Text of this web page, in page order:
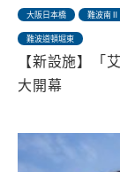
大阪日本橋 難波南Ⅱ
難波道頓堀東
【新設施】「
大開幕